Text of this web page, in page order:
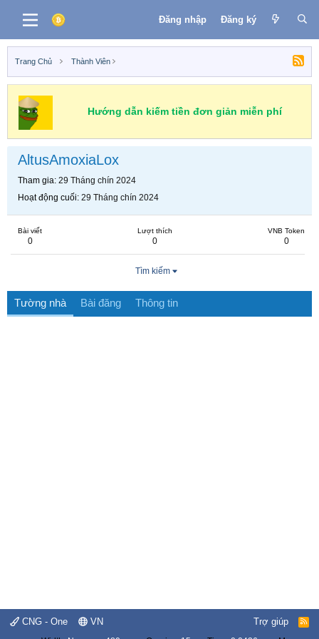
Đăng nhập Đăng ký
Trang Chủ Thành Viên
Hướng dẫn kiếm tiền đơn giản miễn phí
AltusAmoxiaLox
Tham gia 29 Tháng chín 2024
Hoạt động cuối 29 Tháng chín 2024
Bài viết
0
Lượt thích
0
VNB Token
0
Tìm kiếm
Tường nhà Bài đăng Thông tin
CNG - One VN Trợ giúp
R